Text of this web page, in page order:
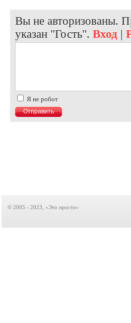
Вы не авторизованы.
указан "Гость". Вход |
Я не робот
© 2005 - 2023, «Это просто»